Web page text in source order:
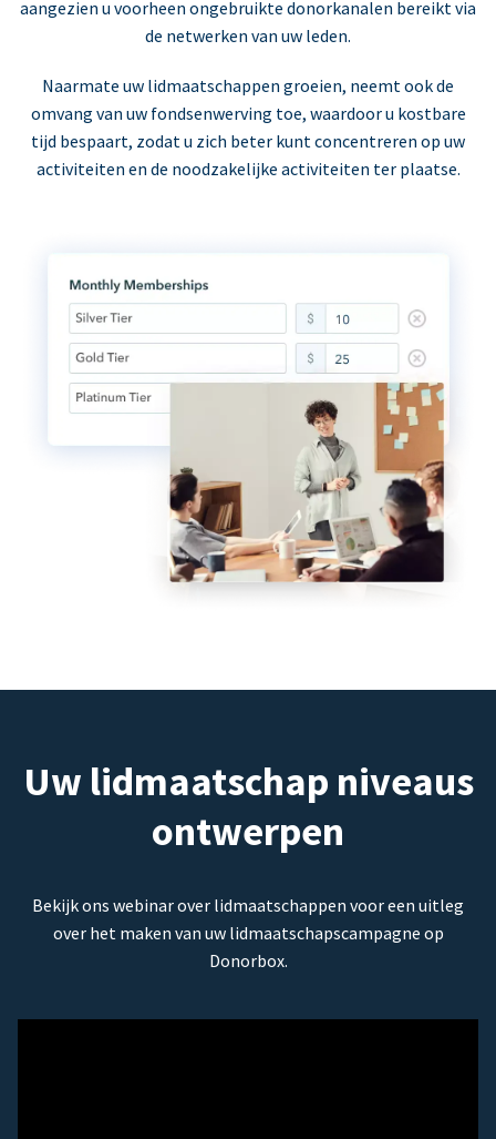
aangezien u voorheen ongebruikte donorkanalen bereikt via
de netwerken van uw leden.
Naarmate uw lidmaatschappen groeien, neemt ook de
omvang van uw fondsenwerving toe, waardoor u kostbare
tijd bespaart, zodat u zich beter kunt concentreren op uw
activiteiten en de noodzakelijke activiteiten ter plaatse.
Uw lidmaatschap niveaus
ontwerpen
Bekijk ons webinar over lidmaatschappen voor een uitleg
over het maken van uw lidmaatschapscampagne op
Donorbox.